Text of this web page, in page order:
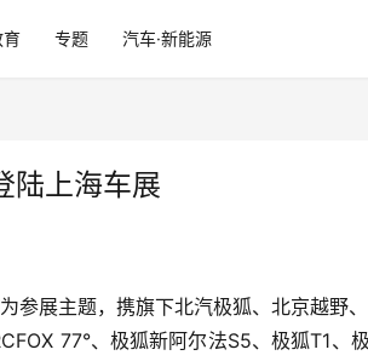
育 专题 汽车·新能源
陆上海车展
为参展主题，携旗下北汽极狐、北京越
77°、极狐新阿尔法S5、极狐T1、